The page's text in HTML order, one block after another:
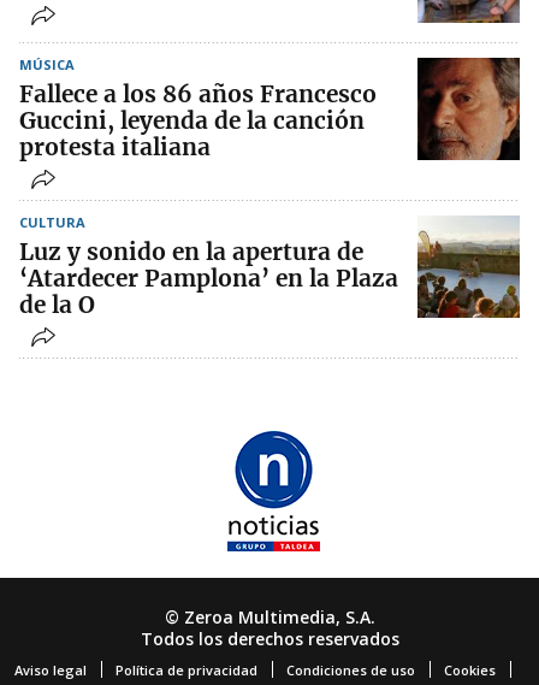
MÚSICA
Fallece a los 86 años Francesco
Guccini, leyenda de la canción
protesta italiana
CULTURA
Luz y sonido en la apertura de
‘Atardecer Pamplona’ en la Plaza
de la O
© Zeroa Multimedia, S.A.
Todos los derechos reservados
Aviso legal Política de privacidad Condiciones de uso Cookies